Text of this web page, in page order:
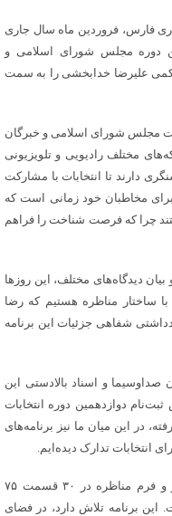
فارس، فروردین ماه سال جاری
دوره مجلس شورای اسلامی و
علیرضا خدابخشی را به سمت
مجلس شورای اسلامی و خبرگان
مختلف رادیویی و تلویزیونی
دارند تا انتخابات با مشارکت
مخاطبان خود زمانی است که
چرا که فرصت شناخت را فراهم
دیدگاه‌های مختلف، این روزها
ساختار مناظره هستیم که رضا
شفاهی جزئیات این برنامه
صداوسیما و اسناد بالادستی این
دوازدهمین دوره انتخابات
در این میان ما نیز برنامه‌های
انتخابات تدارک دیده‌ایم.
در این بستر، برنامه «شش در دو»، با ساختار و فرم مناظره در ۳۰ قسمت ۷۵
روی آنتن رفت. این برنامه تلاش دارد، در فضای